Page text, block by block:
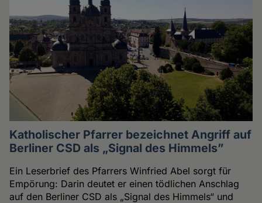
Katholischer Pfarrer bezeichnet Angriff auf
Berliner CSD als „Signal des Himmels”
Ein Leserbrief des Pfarrers Winfried Abel sorgt für
Empörung: Darin deutet er einen tödlichen Anschlag
auf den Berliner CSD als „Signal des Himmels“ und